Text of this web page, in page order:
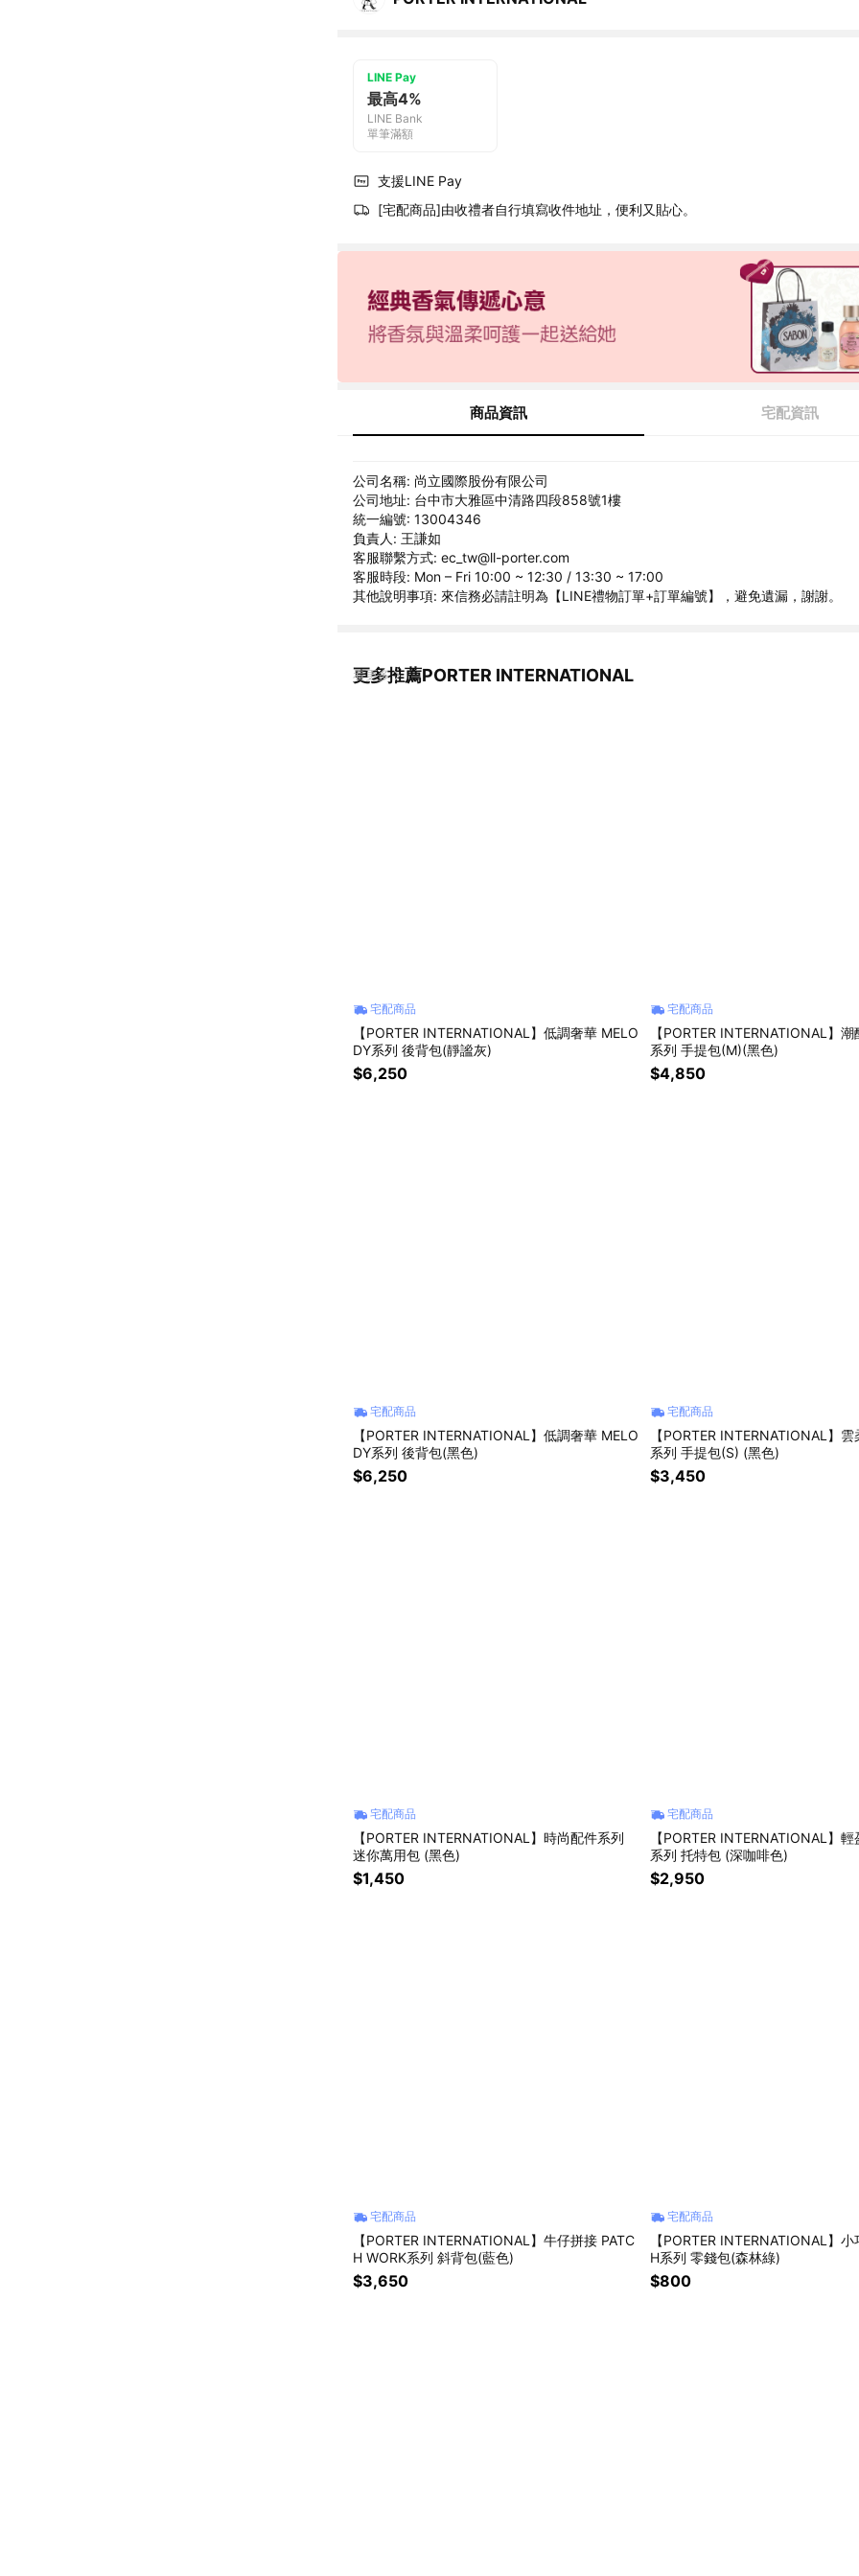
LINE Pay
最高4%
LINE Bank
單筆滿額
支援LINE Pay
[宅配商品]由收禮者自行填寫收件地址，便利又貼心。
商品資訊 宅配資訊
公司名稱: 尚立國際股份有限公司
公司地址: 台中市大雅區中清路四段858號1樓
統一編號: 13004346
負責人: 王謙如
客服聯繫方式: ec_tw@ll-porter.com
客服時段: Mon – Fri 10:00 ~ 12:30 / 13:30 ~ 17:00
其他說明事項: 來信務必請註明為【LINE禮物訂單+訂單編號】，避免遺漏，謝謝。
更多推薦PORTER INTERNATIONAL
看更多
宅配商品
【PORTER INTERNATIONAL】低調奢華 MELO
DY系列 後背包(靜謐灰)
$6,250
宅配商品
【PORTER INTERNATIONAL】
系列 手提包(M)(黑色)
$4,850
宅配商品
【PORTER INTERNATIONAL】低調奢華 MELO
DY系列 後背包(黑色)
$6,250
宅配商品
【PORTER INTERNATIONAL】
系列 手提包(S) (黑色)
$3,450
宅配商品
【PORTER INTERNATIONAL】時尚配件系列
迷你萬用包 (黑色)
$1,450
宅配商品
【PORTER INTERNATIONAL】輕
系列 托特包 (深咖啡色)
$2,950
宅配商品
【PORTER INTERNATIONAL】牛仔拼接 PATC
H WORK系列 斜背包(藍色)
$3,650
宅配商品
【PORTER INTERNATIONAL】
H系列 零錢包(森林綠)
$800